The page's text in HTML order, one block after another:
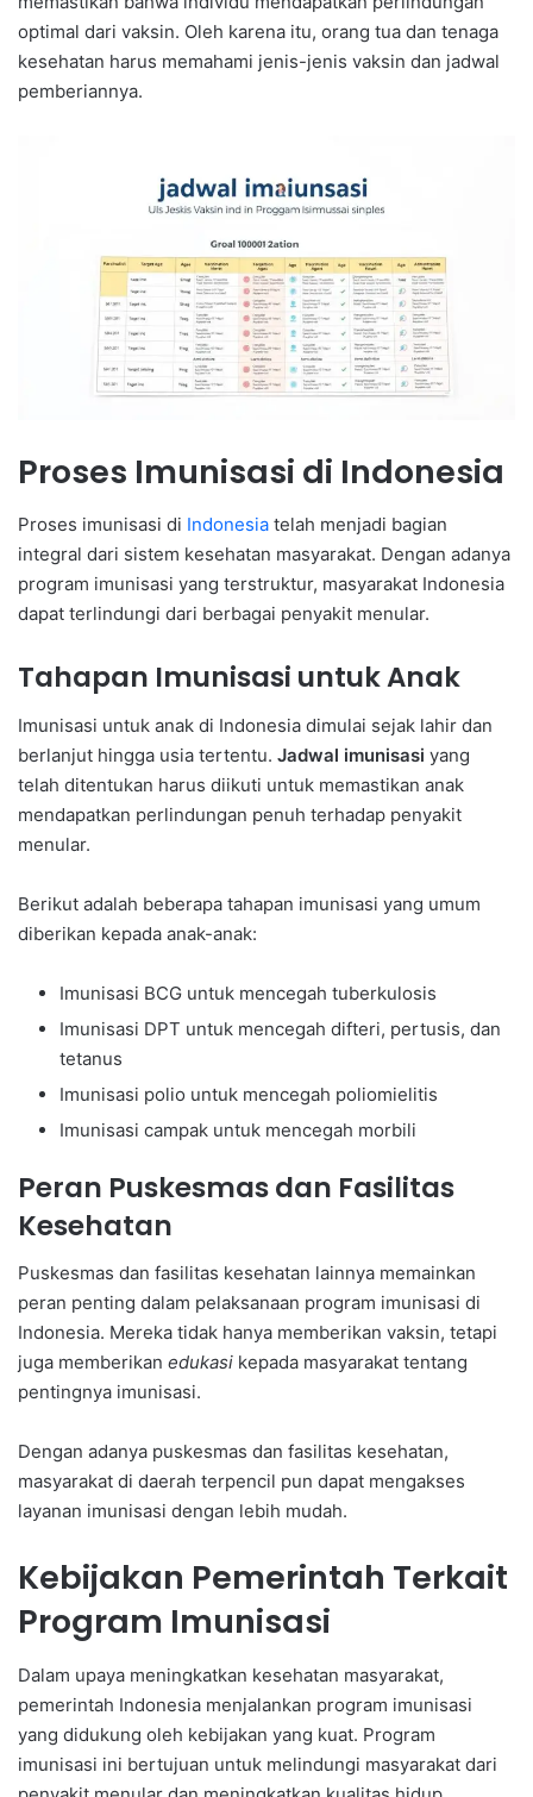
optimal dari vaksin. Oleh karena itu, orang tua dan tenaga
kesehatan harus memahami jenis-jenis vaksin dan jadwal
pemberiannya.
Proses Imunisasi di Indonesia
Proses imunisasi di Indonesia telah menjadi bagian
integral dari sistem kesehatan masyarakat. Dengan adanya
program imunisasi yang terstruktur, masyarakat Indonesia
dapat terlindungi dari berbagai penyakit menular.
Tahapan Imunisasi untuk Anak
Imunisasi untuk anak di Indonesia dimulai sejak lahir dan
berlanjut hingga usia tertentu. Jadwal imunisasi yang
telah ditentukan harus diikuti untuk memastikan anak
mendapatkan perlindungan penuh terhadap penyakit
menular.
Berikut adalah beberapa tahapan imunisasi yang umum
diberikan kepada anak-anak:
Imunisasi BCG untuk mencegah tuberkulosis
Imunisasi DPT untuk mencegah difteri, pertusis, dan
tetanus
Imunisasi polio untuk mencegah poliomielitis
Imunisasi campak untuk mencegah morbili
Peran Puskesmas dan Fasilitas
Kesehatan
Puskesmas dan fasilitas kesehatan lainnya memainkan
peran penting dalam pelaksanaan program imunisasi di
Indonesia. Mereka tidak hanya memberikan vaksin, tetapi
juga memberikan edukasi kepada masyarakat tentang
pentingnya imunisasi.
Dengan adanya puskesmas dan fasilitas kesehatan,
masyarakat di daerah terpencil pun dapat mengakses
layanan imunisasi dengan lebih mudah.
Kebijakan Pemerintah Terkait
Program Imunisasi
Dalam upaya meningkatkan kesehatan masyarakat,
pemerintah Indonesia menjalankan program imunisasi
yang didukung oleh kebijakan yang kuat. Program
imunisasi ini bertujuan untuk melindungi masyarakat dari